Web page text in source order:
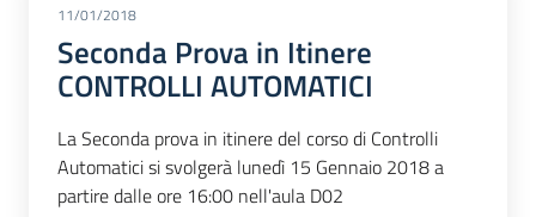
11/01/2018
Seconda Prova in Itinere
CONTROLLI AUTOMATICI
La Seconda prova in itinere del corso di Controlli
Automatici si svolgerà lunedì 15 Gennaio 2018 a
partire dalle ore 16:00 nell'aula D02